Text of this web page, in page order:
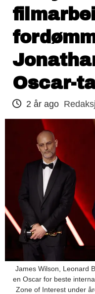
Oscar-
2 år ago
James Wilson, Leonard
en Oscar for beste
Zone of Interest under